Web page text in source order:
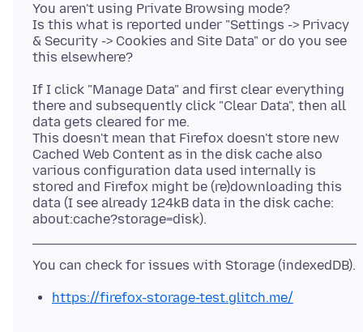
You aren't using Private Browsing mode?
Is this what is reported under "Settings -> Privacy
& Security -> Cookies and Site Data" or do you see
If I click "Manage Data" and first clear everything
there and subsequently click "Clear Data", then all
data gets cleared for me.
This doesn't mean that Firefox doesn't store new
Cached Web Content as in the disk cache also
various configuration data used internally is
stored and Firefox might be (re)downloading this
data (I see already 124kB data in the disk cache:
https://firefox-storage-test.glitch.me/